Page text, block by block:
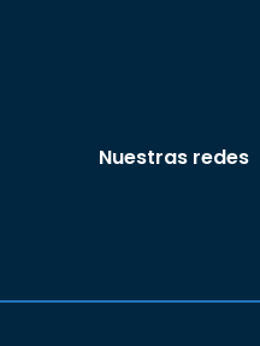
Nuestras redes